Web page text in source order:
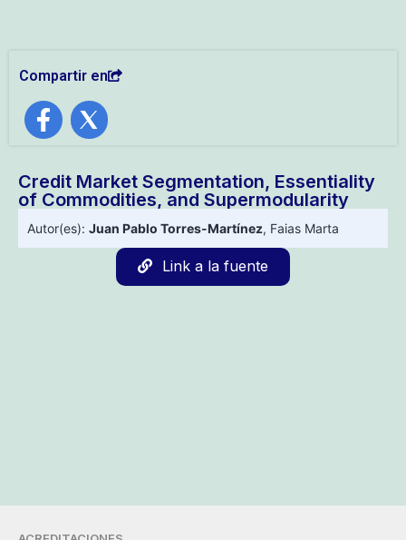
Compartir en
Credit Market Segmentation, Essentiality
of Commodities, and Supermodularity
Autor(es): Juan Pablo Torres-Martínez, Faias Marta
Link a la fuente